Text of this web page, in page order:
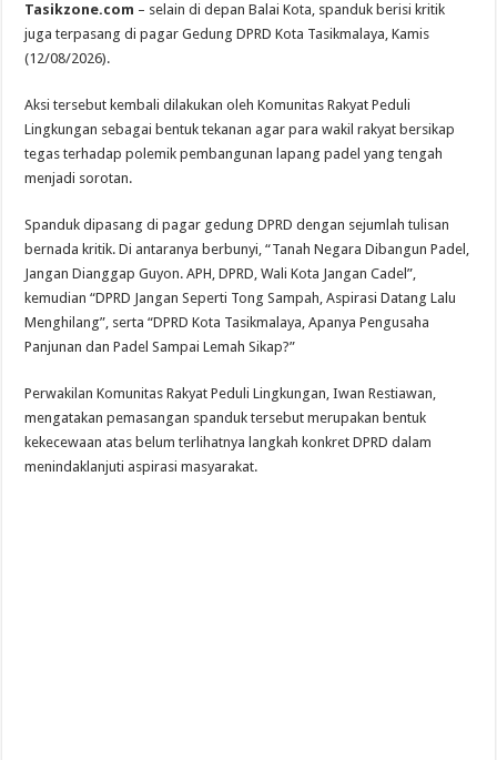
Komunitas
Desak
Wakil
Tasikzone.com – selain di depan Balai Kota, spanduk berisi kritik
juga terpasang di pagar Gedung DPRD Kota Tasikmalaya, Kamis
(12/08/2026).
Aksi tersebut kembali dilakukan oleh Komunitas Rakyat Peduli
Lingkungan sebagai bentuk tekanan agar para wakil rakyat bersikap
tegas terhadap polemik pembangunan lapang padel yang tengah
menjadi sorotan.
Spanduk dipasang di pagar gedung DPRD dengan sejumlah tulisan
bernada kritik. Di antaranya berbunyi, “Tanah Negara Dibangun Padel,
Jangan Dianggap Guyon. APH, DPRD, Wali Kota Jangan Cadel”,
kemudian “DPRD Jangan Seperti Tong Sampah, Aspirasi Datang Lalu
Menghilang”, serta “DPRD Kota Tasikmalaya, Apanya Pengusaha
Panjunan dan Padel Sampai Lemah Sikap?”
Perwakilan Komunitas Rakyat Peduli Lingkungan, Iwan Restiawan,
mengatakan pemasangan spanduk tersebut merupakan bentuk
kekecewaan atas belum terlihatnya langkah konkret DPRD dalam
menindaklanjuti aspirasi masyarakat.